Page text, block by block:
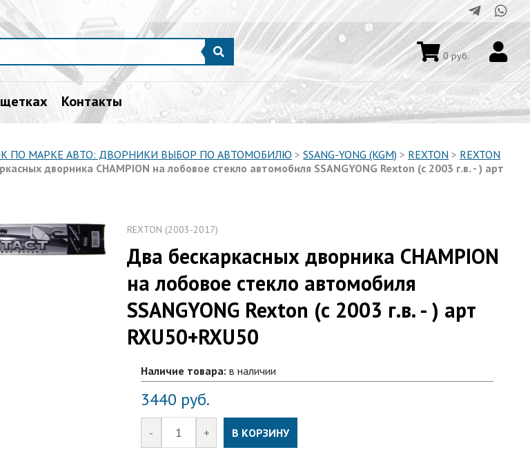
0руб.
Контакты
ПО МАРКЕ АВТО: ДВОРНИКИ ВЫБОР ПО АВТОМОБИЛЮ >SSANG-YONG (KGM) > REXTON > REXTON
дворника CHAMPION на лобовое стекло автомобиля SSANGYONG Rexton (с 2003 г.в. - ) арт
REXTON (2003-2017)
Два бескаркасных дворника CHAMPION
на лобовое стекло автомобиля
SSANGYONG Rexton (с 2003 г.в. - ) арт
RXU50+RXU50
Наличие товара: в наличии
3440 руб.
- + В КОРЗИНУ